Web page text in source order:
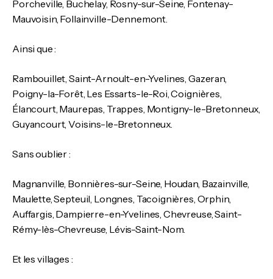
Porcheville, Buchelay, Rosny-sur-Seine, Fontenay-
Mauvoisin, Follainville-Dennemont.
Ainsi que :
Rambouillet, Saint-Arnoult-en-Yvelines, Gazeran,
Poigny-la-Forêt, Les Essarts-le-Roi, Coignières,
Élancourt, Maurepas, Trappes, Montigny-le-Bretonneux,
Guyancourt, Voisins-le-Bretonneux.
Sans oublier :
Magnanville, Bonnières-sur-Seine, Houdan, Bazainville,
Maulette, Septeuil, Longnes, Tacoignières, Orphin,
Auffargis, Dampierre-en-Yvelines, Chevreuse, Saint-
Rémy-lès-Chevreuse, Lévis-Saint-Nom.
Et les villages :